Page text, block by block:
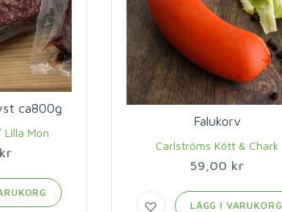
ca800g
Lilla Mon
Falukorv
Carlströms Kött & Chark
59,00 kr
LÄGG I VARUKORG